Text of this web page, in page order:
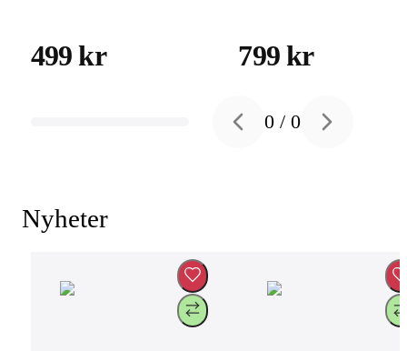
Eclipse
499 kr
iPhone 16
799 kr
Previous slide
0 /0 Next slide
Nyheter